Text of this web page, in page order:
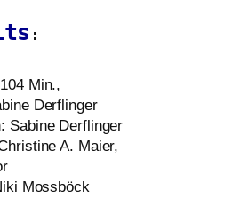
:
Min.,
Derflinger
Sabine Derflinger
A. Maier,
Mossböck